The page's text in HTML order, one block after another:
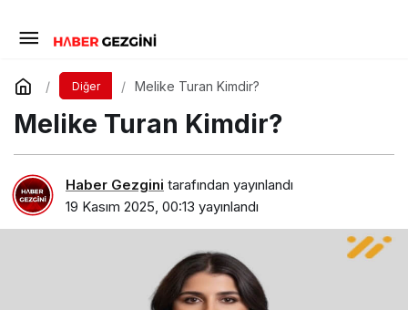
Diğer Melike Turan Kimdir?
Melike Turan Kimdir?
Haber Gezgini tarafından yayınlandı
19 Kasım 2025, 00:13 yayınlandı